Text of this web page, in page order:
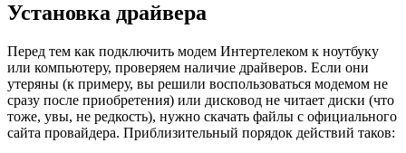
Установка драйвера
Перед тем как подключить модем Интертелеком к ноутбуку
или компьютеру, проверяем наличие драйверов. Если они
утеряны (к примеру, вы решили воспользоваться модемом не
сразу после приобретения) или дисковод не читает диски (что
тоже, увы, не редкость), нужно скачать файлы с официального
сайта провайдера. Приблизительный порядок действий таков: